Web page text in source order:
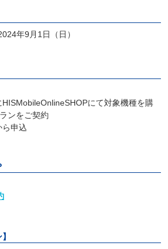
年9月1日（日）
にて対象機種を購
ンをご契約
申込